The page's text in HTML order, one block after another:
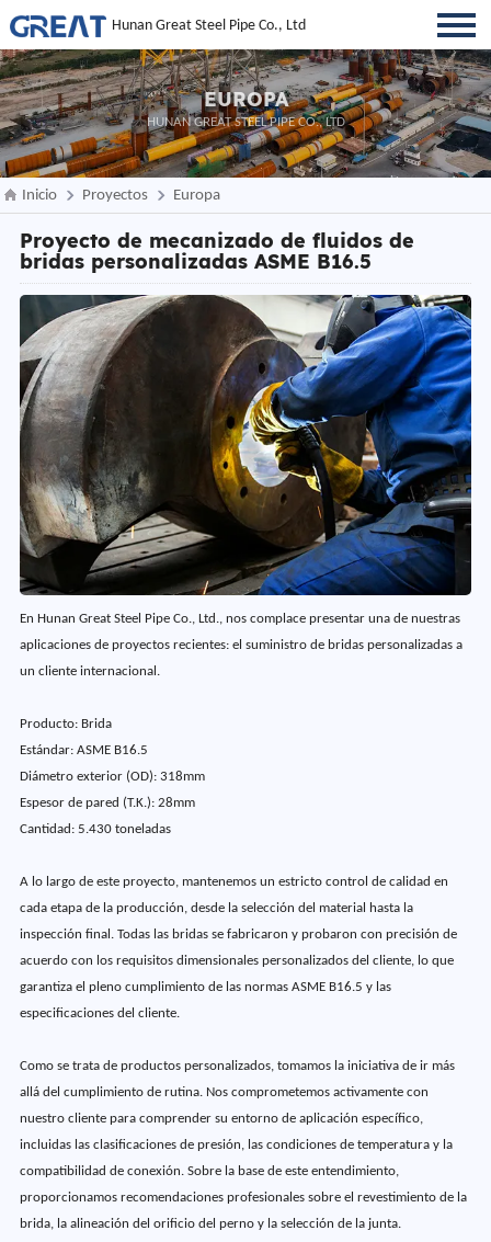
Hunan Great Steel Pipe Co., Ltd
EUROPA
HUNAN GREAT STEEL PIPE CO., LTD
Inicio Proyectos Europa
Proyecto de mecanizado de fluidos de
bridas personalizadas ASME B16.5
En Hunan Great Steel Pipe Co., Ltd., nos complace presentar una de nuestras
aplicaciones de proyectos recientes: el suministro de bridas personalizadas a
un cliente internacional.
Producto: Brida
Estándar: ASME B16.5
Diámetro exterior (OD): 318mm
Espesor de pared (T.K.): 28mm
Cantidad: 5.430 toneladas
A lo largo de este proyecto, mantenemos un estricto control de calidad en
cada etapa de la producción, desde la selección del material hasta la
inspección final. Todas las bridas se fabricaron y probaron con precisión de
acuerdo con los requisitos dimensionales personalizados del cliente, lo que
garantiza el pleno cumplimiento de las normas ASME B16.5 y las
especificaciones del cliente.
Como se trata de productos personalizados, tomamos la iniciativa de ir más
allá del cumplimiento de rutina. Nos comprometemos activamente con
nuestro cliente para comprender su entorno de aplicación específico,
incluidas las clasificaciones de presión, las condiciones de temperatura y la
compatibilidad de conexión. Sobre la base de este entendimiento,
proporcionamos recomendaciones profesionales sobre el revestimiento de la
brida, la alineación del orificio del perno y la selección de la junta.